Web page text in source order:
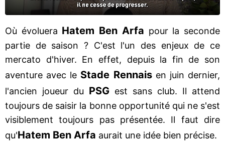
Où évoluera Hatem Ben Arfa pour la seconde
partie de saison ? C'est l'un des enjeux de ce
mercato d'hiver. En effet, depuis la fin de son
aventure avec le Stade Rennaisen juin dernier,
l'ancien joueur du PSG est sans club. Il attend
toujours de saisir la bonne opportunité qui ne s'est
visiblement toujours pas présentée. Il faut dire
qu'Hatem Ben Arfa aurait une idée bien précise.